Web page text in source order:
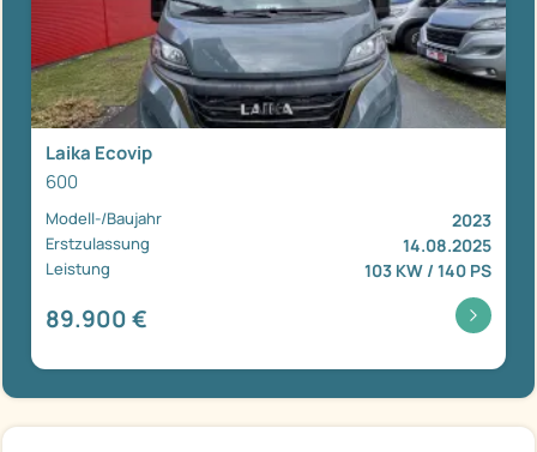
Laika Ecovip
600
Modell-/Baujahr 2023
Erstzulassung 14.08.2025
Leistung 103 KW / 140 PS
89.900 €